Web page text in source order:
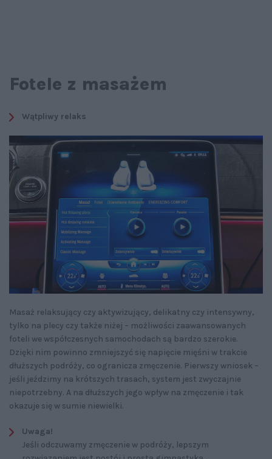
Fotele z masażem
Wątpliwy relaks
Masaż relaksujący czy aktywizujący, delikatny czy intensywny,
tylko na plecy czy także niżej – możliwości zaawansowanych
foteli we współczesnych samochodach są bardzo szerokie.
Dzięki nim powinno zmniejszyć się napięcie mięśni w trakcie
dłuższych podróży, co ogranicza zmęczenie. Pierwszy wniosek –
jeśli jeździmy na krótszych trasach, system jest zwyczajnie
niepotrzebny. A na dłuższych jego wpływ na zmęczenie i tak
okazuje się w sumie niewielki.
Uwaga!
Jeśli odczuwamy zmęczenie w podróży, lepszym